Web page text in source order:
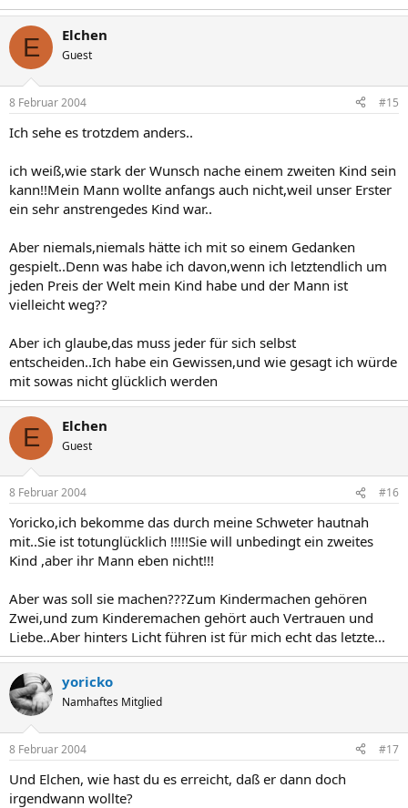
E Elchen
Guest
8 Februar 2004 #15
Ich sehe es trotzdem anders..
ich weiß,wie stark der Wunsch nache einem zweiten Kind sein
kann!!Mein Mann wollte anfangs auch nicht,weil unser Erster
ein sehr anstrengedes Kind war..
Aber niemals,niemals hätte ich mit so einem Gedanken
gespielt..Denn was habe ich davon,wenn ich letztendlich um
jeden Preis der Welt mein Kind habe und der Mann ist
vielleicht weg??
Aber ich glaube,das muss jeder für sich selbst
entscheiden..Ich habe ein Gewissen,und wie gesagt ich würde
mit sowas nicht glücklich werden
E Elchen
Guest
8 Februar 2004 #16
Yoricko,ich bekomme das durch meine Schweter hautnah
mit..Sie ist totunglücklich !!!!!Sie will unbedingt ein zweites
Kind ,aber ihr Mann eben nicht!!!
Aber was soll sie machen???Zum Kindermachen gehören
Zwei,und zum Kinderemachen gehört auch Vertrauen und
Liebe..Aber hinters Licht führen ist für mich echt das letzte...
yoricko
Namhaftes Mitglied
8 Februar 2004 #17
Und Elchen, wie hast du es erreicht, daß er dann doch
irgendwann wollte?